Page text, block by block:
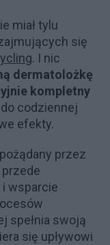
miał tylu
się
. I nic
dermatolożkę
kompletny
codziennej
efekty.
przez
wsparcie
spełnia swoją
się upływowi